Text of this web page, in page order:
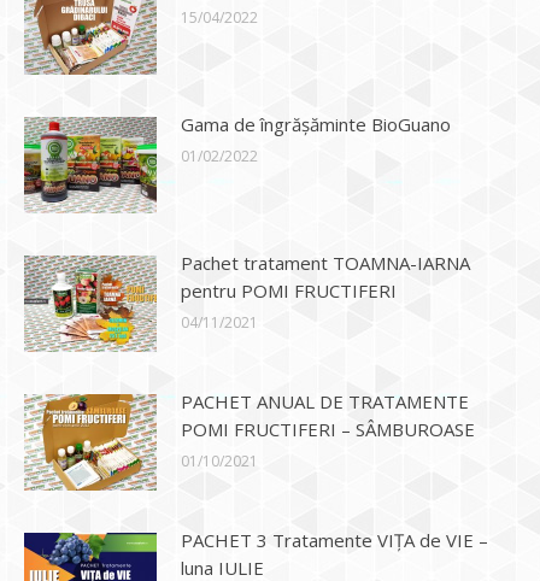
15/04/2022
Gama de îngrășăminte BioGuano
01/02/2022
Pachet tratament TOAMNA-IARNA
pentru POMI FRUCTIFERI
04/11/2021
PACHET ANUAL DE TRATAMENTE
POMI FRUCTIFERI – SÂMBUROASE
01/10/2021
PACHET 3 Tratamente VIȚA de VIE –
luna IULIE